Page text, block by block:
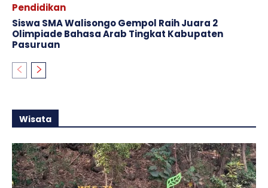
Pendidikan
Siswa SMA Walisongo Gempol Raih Juara 2
Olimpiade Bahasa Arab Tingkat Kabupaten
Pasuruan
Wisata